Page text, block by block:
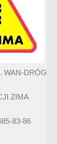
WAN-DRÓG
ZIMA
83-86